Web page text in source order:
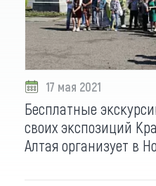
17 мая 2021
Бесплатные
своих экспозиций
Алтая организует в